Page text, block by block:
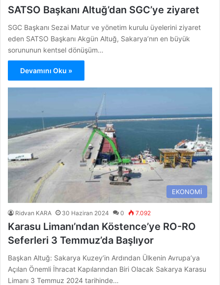
SATSO Başkanı Altuğ’dan SGC’ye ziyaret
SGC Başkanı Sezai Matur ve yönetim kurulu üyelerini ziyaret
eden SATSO Başkanı Akgün Altuğ, Sakarya’nın en büyük
sorununun kentsel dönüşüm…
Devamını Oku »
EKONOMİ
Ridvan KARA 30 Haziran 2024 0 7.092
Karasu Limanı’ndan Köstence’ye RO-RO
Seferleri 3 Temmuz’da Başlıyor
Başkan Altuğ: Sakarya Kuzey’in Ardından Ülkenin Avrupa’ya
Açılan Önemli İhracat Kapılarından Biri Olacak Sakarya Karasu
Limanı 3 Temmuz 2024 tarihinde…